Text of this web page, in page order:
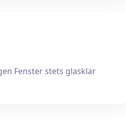
Fenster stets glasklar